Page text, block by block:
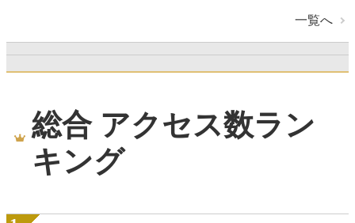
一覧へ
総合 アクセス数ラン
キング